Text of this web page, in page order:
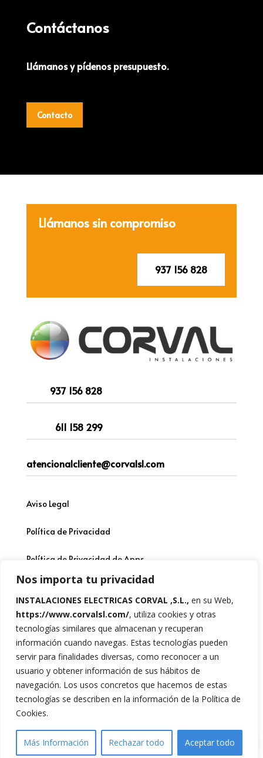
Nos importa tu privacidad
INSTALACIONES ELECTRICAS CORVAL ,S.L., en su Web,
https://www.corvalsl.com/, utiliza cookies y otras
tecnologías similares que almacenan y recuperan
información cuando navegas. Estas tecnologías pueden
servir para finalidades diversas, como reconocer a un
usuario y obtener información de sus hábitos de
navegación. Los usos concretos que hacemos de estas
tecnologías se describen en la información de la Política de
Cookies.
Más Información Rechazar todo Aceptar todo
Contáctanos
Llámanos y pídenos presupuesto.
Contacto
Llámanos sin compromiso
937 156 828
937 156 828
611 158 299
atencionalcliente@corvalsl.com
Aviso Legal
Política de Privacidad
Política de Privacidad de Apps
Política de cookies
Declaración de accesibilidad
Copyright © 2026Corval S.L. Todos los derechos
reservados
ES